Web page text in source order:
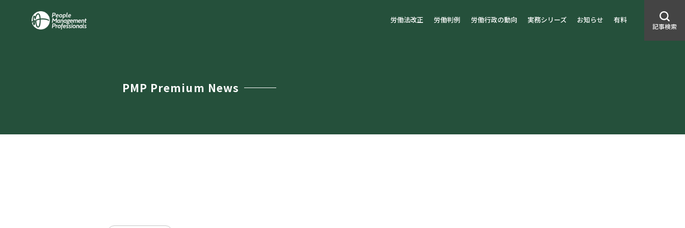
労働法改正 労働判例 労働行政の動向 実務シリーズ お知らせ 有料
PMP Premium News